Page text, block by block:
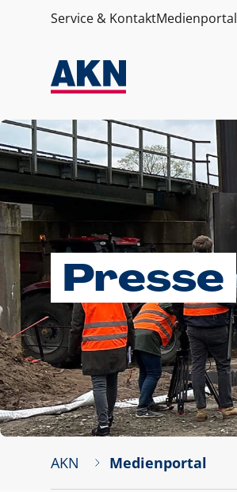
Service & KontaktMedienportal
Presse
AKN Medienportal